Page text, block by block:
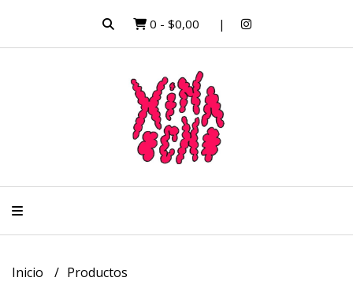
0 - $0,00
Inicio Productos